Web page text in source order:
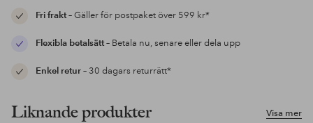
Fri frakt– Gäller för postpaket över 599 kr*
Flexibla betalsätt– Betala nu, senare eller dela upp
Enkel retur– 30 dagars returrätt*
Visa mer
Liknande produkter